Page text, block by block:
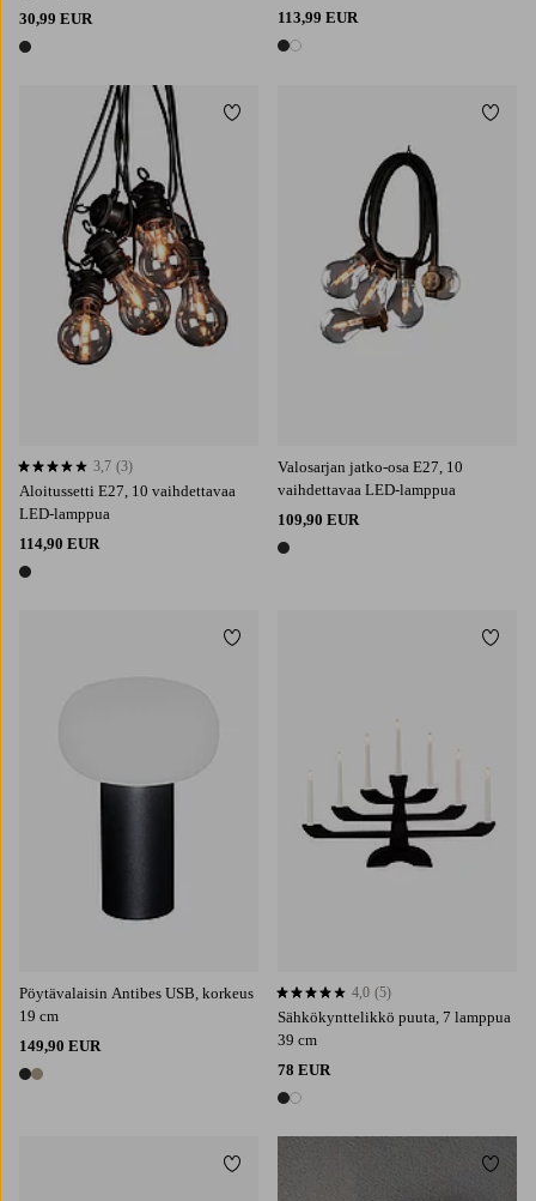
30,99 EUR
1 väri
113,99 EUR
2 värejä
Aloitussetti E27, 10 vaihdettavaa
LED-lamppua
114,90 EUR
1 väri
3,7 perustuen 3 arvosanaan
3,7 (3)
Lisää suosikkeihin
Valosarjan jatko-osa E27, 10
vaihdettavaa LED-lamppua
109,90 EUR
1 väri
Lisää
Pöytävalaisin Antibes USB, korkeus
19 cm
149,90 EUR
2 värejä
Lisää suosikkeihin
Sähkökynttelikkö puuta, 7 lamppua
39 cm
78 EUR
2 värejä
4,0 perustuen 5 arvosanaan
4,0 (5)
Lisää
Lisää suosikkeihin Lisää